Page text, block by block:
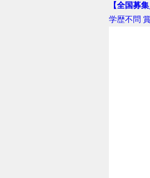
【全国募
学歴不問